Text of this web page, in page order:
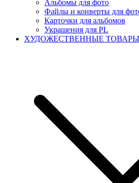
Альбомы для фото
Файлы и конверты для
Карточки для альбомов
Украшения для PL
ХУДОЖЕСТВЕННЫЕ ТОВАРЫ